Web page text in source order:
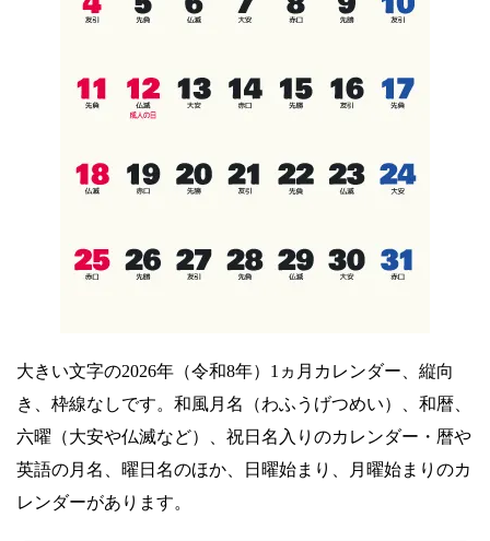
大きい文字の2026年（令和8年）1ヵ月カレンダー、縦向
き、枠線なしです。和風月名（わふうげつめい）、和暦、
六曜（大安や仏滅など）、祝日名入りのカレンダー・暦や
英語の月名、曜日名のほか、日曜始まり、月曜始まりのカ
レンダーがあります。